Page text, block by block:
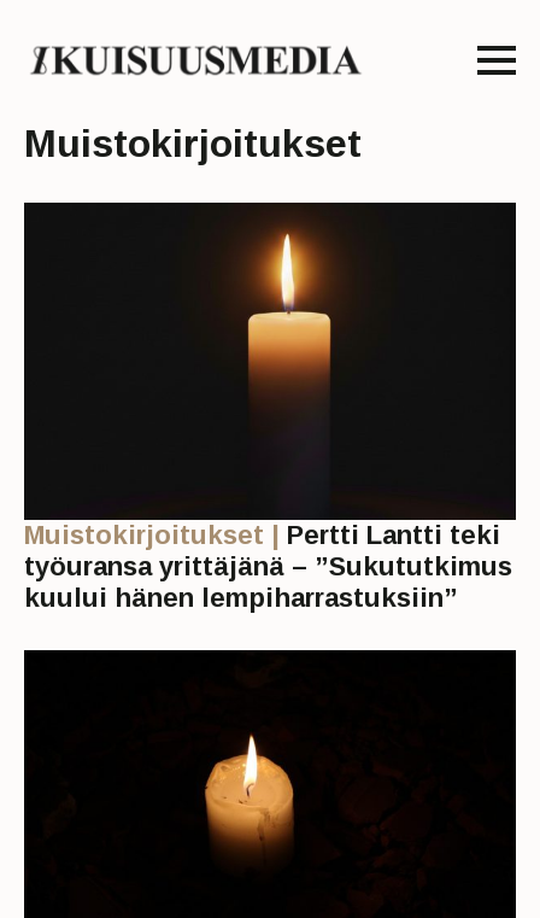
Muistokirjoitukset
Muistokirjoitukset | Pertti Lantti teki
työuransa yrittäjänä – ”Sukututkimus
kuului hänen lempiharrastuksiin”